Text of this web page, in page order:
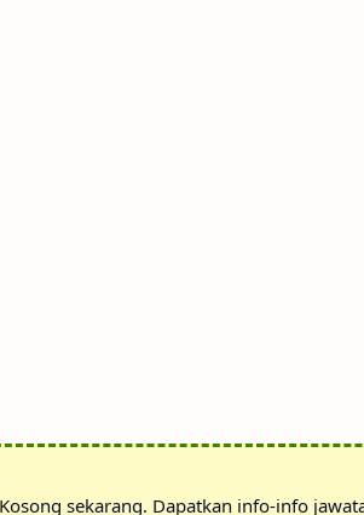
sekarang. Dapatkan info-info